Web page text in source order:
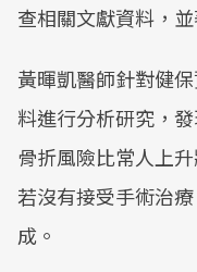
查相關文獻資料，並
黃暉凱醫師針對健
料進行分析研究，
骨折風險比常人上
若沒有接受手術治
成。